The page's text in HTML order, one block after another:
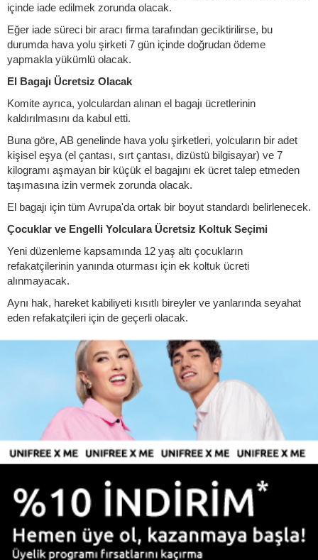
içinde iade edilmek zorunda olacak.
Eğer iade süreci bir aracı firma tarafından geciktirilirse, bu
durumda hava yolu şirketi 7 gün içinde doğrudan ödeme
yapmakla yükümlü olacak.
El Bagajı Ücretsiz Olacak
Komite ayrıca, yolculardan alınan el bagajı ücretlerinin
kaldırılmasını da kabul etti.
Buna göre, AB genelinde hava yolu şirketleri, yolcuların bir adet
kişisel eşya (el çantası, sırt çantası, dizüstü bilgisayar) ve 7
kilogramı aşmayan bir küçük el bagajını ek ücret talep etmeden
taşımasına izin vermek zorunda olacak.
El bagajı için tüm Avrupa'da ortak bir boyut standardı belirlenecek.
Çocuklar ve Engelli Yolculara Ücretsiz Koltuk Seçimi
Yeni düzenleme kapsamında 12 yaş altı çocukların
refakatçilerinin yanında oturması için ek koltuk ücreti
alınmayacak.
Aynı hak, hareket kabiliyeti kısıtlı bireyler ve yanlarında seyahat
eden refakatçileri için de geçerli olacak.